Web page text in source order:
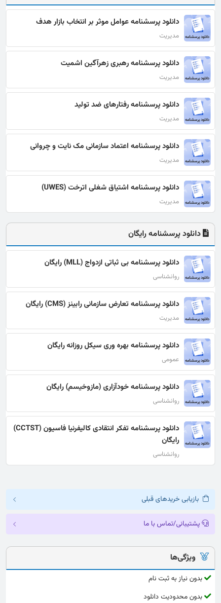
دانلود پرسشنامه عوامل موثر بر انتخاب بازار هدف
مدیریت
دانلود پرسشنامه رهبری زهرآگین اشمیت
مدیریت
دانلود پرسشنامه رفتارهای ضد تولید
مدیریت
دانلود پرسشنامه اعتماد سازمانی مک نایت و چروانی
مدیریت
دانلود پرسشنامه اشتیاق شغلی اترخت (UWES)
مدیریت
دانلود پرسشنامه رایگان
دانلود پرسشنامه بی ثباتی ازدواج (MLL) رایگان
روانشناسی
دانلود پرسشنامه تعارض سازمانی رابینز (CMS) رایگان
مدیریت
دانلود پرسشنامه بهره وری سیکل روزانه رایگان
عمومی
دانلود پرسشنامه خودآزاری (مازوخیسم) رایگان
روانشناسی
دانلود پرسشنامه تفکر انتقادی کالیفرنیا فاسیون (CCTST)
رایگان
روانشناسی
بازیابی خریدهای قبلی
پشتیبانی/تماس با ما
ویژگی‌ها
بدون نیاز به ثبت نام
بدون محدودیت دانلود